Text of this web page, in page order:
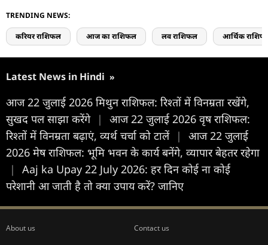
TRENDING NEWS:
करियर राशिफल आज का राशिफल लव राशिफल आर्थिक
Latest News in Hindi »
आज 22 जुलाई 2026 मिथुन राशिफल: रिश्तों में विनम्रता रखेंगे,
सुखद पल साझा करेंगे |
आज 22 जुलाई 2026 वृष राशिफल:
रिश्तों में विनम्रता बढ़ाएं, व्यर्थ चर्चा को टालें |
आज 22 जुलाई
2026 मेष राशिफल: भूमि भवन के कार्य बनेंगे, व्यापार बेहतर रहेगा
|
Aaj ka Upay 22 July 2026: हर दिन कोई ना कोई
परेशानी आ जाती है तो क्या उपाय करें? जानिए
About us Contact us